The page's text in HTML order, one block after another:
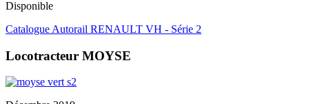
Disponible
Catalogue Autorail RENAULT VH - Série 2
Locotracteur MOYSE